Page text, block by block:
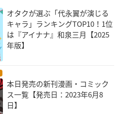
オタクが選ぶ「代永翼が演じる
キャラ」ランキングTOP10！1位
は『アイナナ』和泉三月【2025
年版】
本日発売の新刊漫画・コミック
ス一覧【発売日：2023年6月8
日】